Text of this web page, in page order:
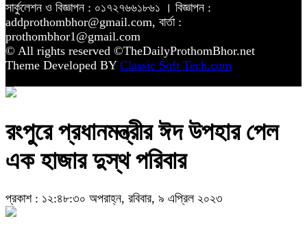
সার্কুলেশন ও বিজ্ঞাপন : ০১৭২৭৬৬১৮৬১ । বিজ্ঞাপন :
addprothombhor@gmail.com, বার্তা :
prothombhor1@gmail.com
© All rights reserved ©TheDailyProthomBhor.net
Theme Developed BY Classic Soft Tech.com
রংপুরে প্রধানমন্ত্রীর ঈদ উপহার পেল
এক হাজার দুস্থ পরিবার
প্রকাশ : ১২:৪৮:৩০ অপরাহ্ন, রবিবার, ৯ এপ্রিল ২০২৩